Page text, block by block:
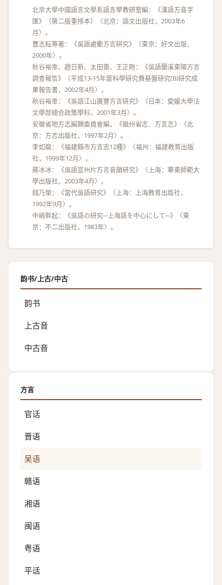
北京大學中國語言文學系語言學教研室編：《漢語方音字
匯》（第二版重排本）〈北京：語文出版社，2003年6
月〉。
曹志耘等著：《吳語處衢方言研究》〈東京：好文出版，
2000年〉。
秋谷裕幸、趙日新、太田齋、王正剛：《吳語蘭溪東陽方言
調查報告》〈平成13-15年度科學研究費基盤研究(B)研究成
果報告書，2002年4月〉。
秋谷裕幸：《吳語江山廣豐方言研究》〈日本：愛媛大學法
文學部總合政策學科，2001年3月〉。
安徽省地方志編輯委員會編，《徽州省志．方言志》〈北
京：方志出版社，1997年2月〉。
李如龍：《福建縣市方言志12種》〈福州：福建教育出版
社，1999年12月〉。
蔣冰冰：《吳語宣州片方言音韻研究》〈上海：華東師範大
學出版社，2003年4月〉。
錢乃榮：《當代吳語研究》〈上海：上海教育出版社，
1992年9月〉。
中嶋幹起：《吳語の研究─上海語を中心にして─》〈東
京：不二出版社，1983年〉。
韵书/上古/中古
韵书
上古音
中古音
方言
官话
晋语
吴语
赣语
湘语
闽语
粤语
平话